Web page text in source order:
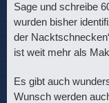
Sage und schreibe
wurden bisher
der
ist weit mehr als
Es gibt auch
Wunsch werden